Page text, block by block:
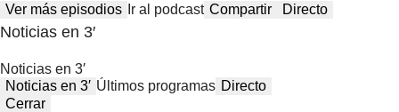
Ver más episodios Ir al podcast Compartir Directo
Noticias en 3′
Noticias en 3′
Noticias en 3′ Últimos programas Directo
Cerrar